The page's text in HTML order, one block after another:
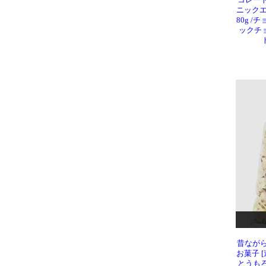
ニック
80g /チ
ックチ
昔なが
お菓子 [
とうも